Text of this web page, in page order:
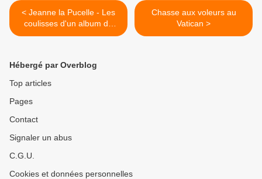
< Jeanne la Pucelle - Les
coulisses d'un album de
bande dessinée
Chasse aux voleurs au
Vatican >
Hébergé par Overblog
Top articles
Pages
Contact
Signaler un abus
C.G.U.
Cookies et données personnelles